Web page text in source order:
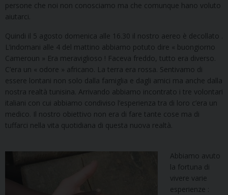
persone che noi non conosciamo ma che comunque hano voluto
aiutarci.
Quindi il 5 agosto domenica alle 16.30 il nostro aereo è decollato .
L’indomani alle 4 del mattino abbiamo potuto dire « buongiorno
Cameroun » Era meraviglioso ! Faceva freddo, tutto era diverso.
C’era un « odore » africano. La terra era rossa. Sentivamo di
essere lontani non solo dalla famiglia e dagli amici ma anche dalla
nostra realtà tunisina. Arrivando abbiamo incontrato i tre volontari
italiani con cui abbiamo condiviso l’esperienza tra di loro c’era un
medico. Il nostro obiettivo non era di fare tante cose ma di
tuffarci nella vita quotidiana di questa nuova realtà.
Abbiamo avuto
la fortuna di
vivere varie
esperienze :